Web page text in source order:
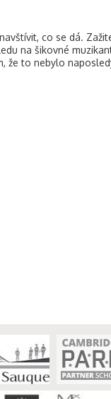
co se dá.
na šikovné
to nebylo